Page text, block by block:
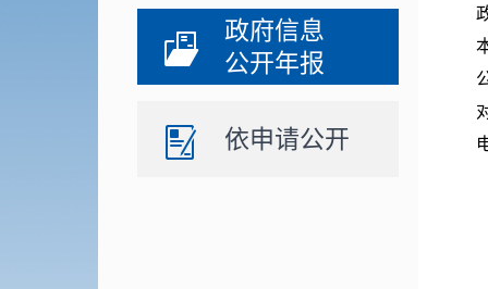
政府信息
公开年报
依申请公开